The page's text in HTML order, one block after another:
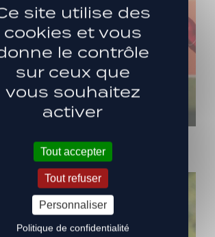
à Dijon en amical (1-1)
site utilise des
cookies et vous
le contrôle
sur ceux que
vous souhaitez
activer
Tout accepter
Tout refuser
Personnaliser
Politique de confidentialité